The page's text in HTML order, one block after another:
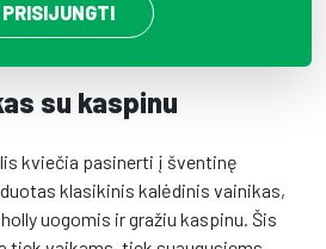
PRISIJUNGTI
su kaspinu
kviečia pasinerti į šventinę
klasikinis kalėdinis vainikas,
uogomis ir gražiu kaspinu. Šis